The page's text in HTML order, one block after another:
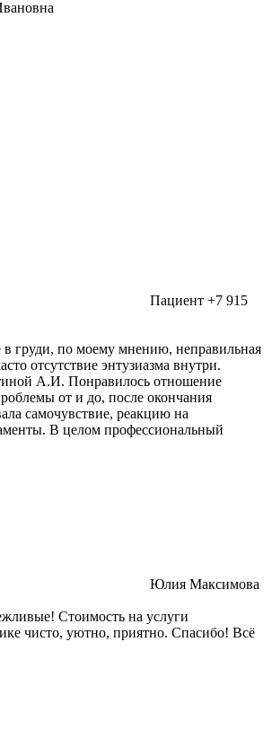
Пациент +7 915
груди, по моему мнению, неправильная
отсутствие энтузиазма внутри.
А.И. Понравилось отношение
от и до, после окончания
самочувствие, реакцию на
В целом профессиональный
Юлия Максимова
Стоимость на услуги
чисто, уютно, приятно. Спасибо! Всё